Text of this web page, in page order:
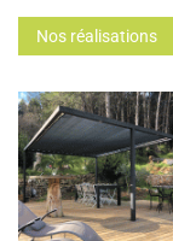
Nos réalisations